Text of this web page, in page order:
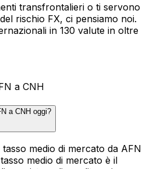
transfrontalieri o ti servono
rischio FX, ci pensiamo noi.
in 130 valute in oltre
a CNH
a CNH oggi?
medio di mercato da AFN